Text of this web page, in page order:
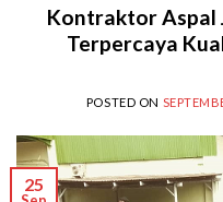
Kontraktor Aspal
Terpercaya
POSTED ON
25